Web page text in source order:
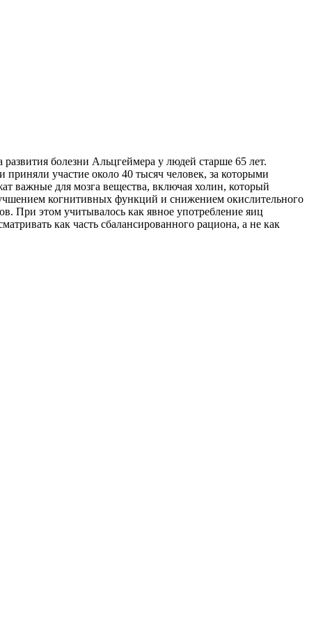
болезни Альцгеймера у людей старше 65 лет.
участие около 40 тысяч человек, за которыми
важные для мозга вещества, включая холин, который
когнитивных функций и снижением окислительного
При этом учитывалось как явное употребление яиц
как часть сбалансированного рациона, а не как